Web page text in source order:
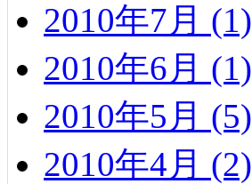
2010年7月 (1)
2010年6月 (1)
2010年5月 (5)
2010年4月 (2)